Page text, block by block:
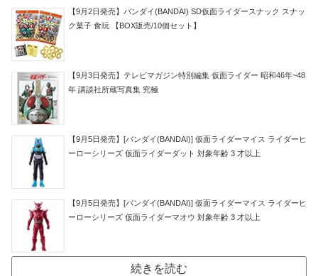
【9月2日発売】バンダイ(BANDAI) SD仮面ライダースナック スナッ
ク菓子 食玩 【BOX販売/10個セット】
【9月3日発売】テレビマガジン特別編集 仮面ライダー 昭和46年~48
年 講談社所蔵写真集 究極
【9月5日発売】[バンダイ(BANDAI)] 仮面ライダーマイス ライダーヒ
ーローシリーズ 仮面ライダーダット 対象年齢 3 才以上
【9月5日発売】[バンダイ(BANDAI)] 仮面ライダーマイス ライダーヒ
ーローシリーズ 仮面ライダーマオウ 対象年齢 3 才以上
続きを読む